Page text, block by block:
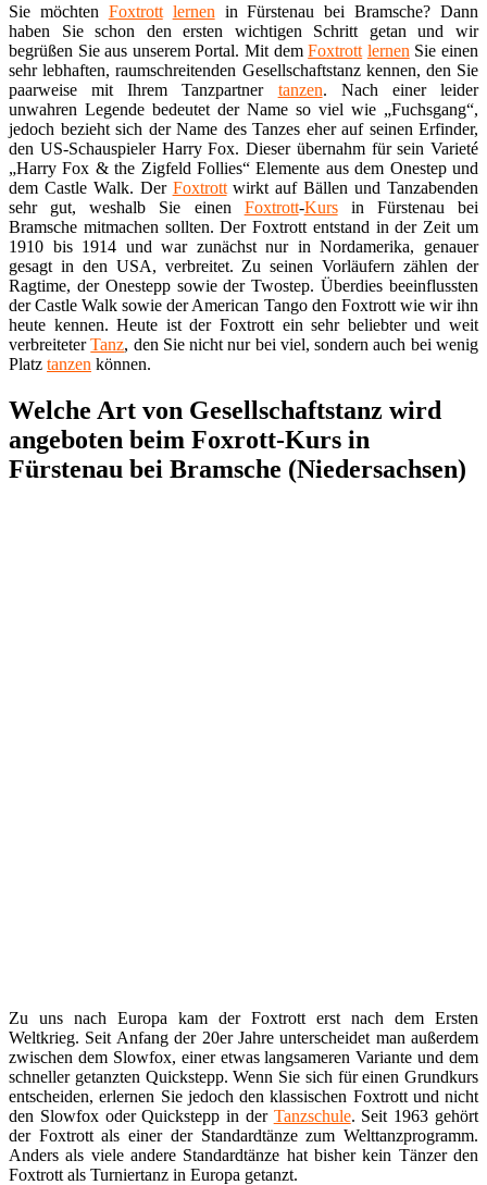
Sie möchten Foxtrott lernen in Fürstenau bei Bramsche? Dann
haben Sie schon den ersten wichtigen Schritt getan und wir
begrüßen Sie aus unserem Portal. Mit demFoxtrott lernen Sie einen
sehr lebhaften, raumschreitenden Gesellschaftstanz kennen, den Sie
paarweise mit Ihrem Tanzpartner tanzen. Nach einer leider
unwahren Legende bedeutet der Name so viel wie „Fuchsgang“,
jedoch bezieht sich der Name des Tanzes eher auf seinen Erfinder,
den US-Schauspieler Harry Fox. Dieser übernahm für sein Varieté
„Harry Fox & the Zigfeld Follies“ Elemente aus dem Onestep und
dem Castle Walk. Der Foxtrottwirkt auf Bällen und Tanzabenden
sehr gut, weshalb Sie einen Foxtrott-Kursin Fürstenau bei
Bramsche mitmachen sollten. Der Foxtrott entstand in der Zeit um
1910 bis 1914 und war zunächst nur in Nordamerika, genauer
gesagt in den USA, verbreitet. Zu seinen Vorläufern zählen der
Ragtime, der Onestepp sowie der Twostep. Überdies beeinflussten
der Castle Walk sowie der American Tango den Foxtrott wie wir ihn
heute kennen. Heute ist der Foxtrott ein sehr beliebter und weit
verbreiteterTanz, den Sie nicht nur bei viel, sondern auch bei wenig
Platz tanzen können.
Welche Art von Gesellschaftstanz wird
angeboten beim Foxrott-Kurs in
Fürstenau bei Bramsche (Niedersachsen)
Zu uns nach Europa kam der Foxtrott erst nach dem Ersten
Weltkrieg. Seit Anfang der 20er Jahre unterscheidet man außerdem
zwischen dem Slowfox, einer etwas langsameren Variante und dem
schneller getanzten Quickstepp. Wenn Sie sich für einen Grundkurs
entscheiden, erlernen Sie jedoch den klassischen Foxtrott und nicht
den Slowfox oder Quickstepp in der Tanzschule. Seit 1963 gehört
der Foxtrott als einer der Standardtänze zum Welttanzprogramm.
Anders als viele andere Standardtänze hat bisher kein Tänzer den
Foxtrott als Turniertanz in Europa getanzt.